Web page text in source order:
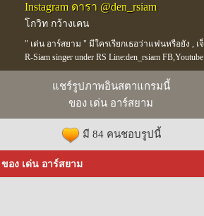
Instagram ดารา @den_rsiam
โกวิท กว้างเคน
" เด่น อาร์สยาม " มีใครเรียกเธอว่าแฟนหรือยัง ,
R-Siam singer under RS Line:den_rsiam
แชร์รูปภาพอินสตาแกรมนี้
ของ เด่น อาร์สยาม
มี 84 คนชอบรูปนี้
อง เด่น อาร์สยาม